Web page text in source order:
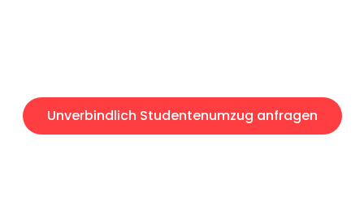
Unverbindlich Studentenumzug anfragen